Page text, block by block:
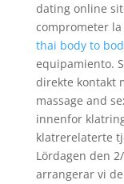
dating online
comprometer
thai body to
equipamiento.
direkte kontakt
massage and
innenfor
klatrerelaterte
Lördagen den
arrangerar vi